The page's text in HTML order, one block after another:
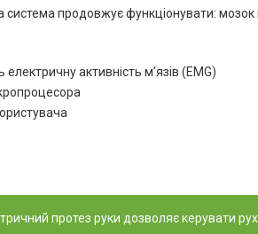
система продовжує функціонувати:
активність м’язів (EMG)
протез руки дозволяє керувати